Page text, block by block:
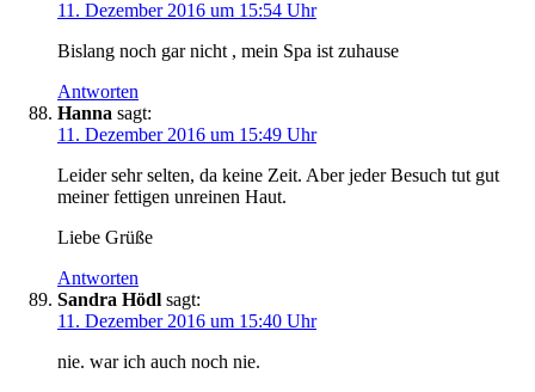
11. Dezember 2016 um 15:54 Uhr
Bislang noch gar nicht , mein Spa ist zuhause
Antworten
Hanna sagt:
11. Dezember 2016 um 15:49 Uhr
Leider sehr selten, da keine Zeit. Aber jeder Besuch tut gut
meiner fettigen unreinen Haut.
Liebe Grüße
Antworten
Sandra Hödl sagt:
11. Dezember 2016 um 15:40 Uhr
nie. war ich auch noch nie.